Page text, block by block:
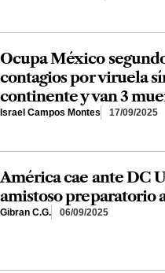
Ocupa México
contagios por viruela
continente y van 3
Israel Campos Montes 17/09/2025
América cae ante DC
amistoso preparatorio
Gibran C.G. 06/09/2025